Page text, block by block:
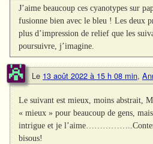
J’aime beaucoup ces cyanotypes sur
fusionne bien avec le bleu ! Les deux
plus d’impression de relief que les
poursuivre, j’imagine.
Le 13 août 2022 à 15 h 08 min,
Le suivant est mieux, moins abstrait,
« mieux » pour beaucoup de gens,
intrigue et je
bisous!